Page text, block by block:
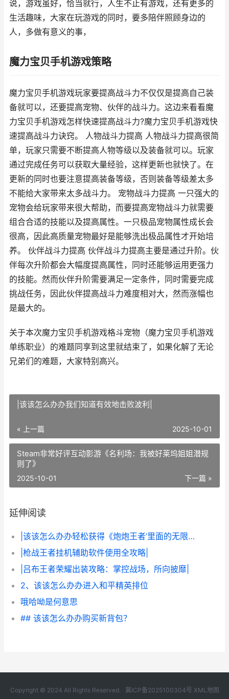
说，游戏虽好，恰当就行，人生不止有游戏，还有更多的
生活趣味，大家在玩游戏的同时，要多陪伴照顾身边的
人，多做有意义的事，
魔力宝贝手机游戏策略
魔力宝贝手机游戏玩家要提高战斗力不仅仅是提高自己装
备就可以，还要提高宠物、伙伴的战斗力。这边来看看魔
力宝贝手机游戏怎样快速提高战斗力?魔力宝贝手机游戏快
速提高战斗力诀窍。 人物战斗力提高 人物战斗力提高很简
单，玩家只需要不断提高人物等级以及装备就可以。玩家
通过完成任务可以获取大量经验，这样更新也就快了。在
更新的同时也要注意提高装备等级，否则装备等级差太多
不能给大家带来太多战斗力。 宠物战斗力提高 一只强大的
宠物会给玩家带来很大帮助，而要提高宠物战斗力就需要
组合合适的技能以及提高属性。一只极品宠物属性成长会
很高，因此高质量宠物最好是能够洗出极品属性才开始培
养。 伙伴战斗力提高 伙伴战斗力提高主要是通过升阶。伙
伴每次升阶都会大幅度提高属性，同时还能够运用更强力
的技能。然而伙伴升阶需要满足一定条件，同时需要完成
挑战任务，因此伙伴提高战斗力难度相对大，然而涨幅也
是最大的。
关于本次魔力宝贝手机游戏格斗宠物（魔力宝贝手机游戏
单练职业）的难题同享到这里就结束了，如果化解了无论
兄弟们的难题，大家特别高兴。
|该该怎么办办我们知道有效地击败波利|
« 上一篇 2025-10-01
Steam非常好评互动影游《名利场：我被好莱坞姐姐潜规
则了》
下一篇 »
2025-10-01
延伸阅读
|该该怎么办办轻松获得《炮炮王者’里面的无限金币和星星|
|枪战王者挂机辅助软件使用全攻略|
|吕布王者荣耀出装攻略：掌控战场，所向披靡|
2、该该怎么办办进入和平精英排位
哦哈呦是何意思
## 该该怎么办办购买新背包？
Copyright © 2024 All Rights Reserved. 冀ICP备2025100304号 XML地图